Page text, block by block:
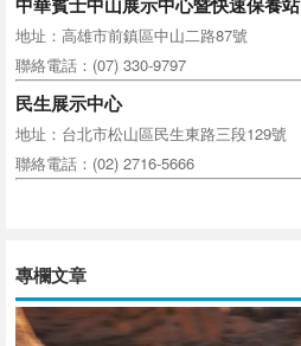
地址：高雄市前鎮區中山二路87號
聯絡電話：(07) 330-9797
民生展示中心
地址：台北市松山區民生東路三段129號
聯絡電話：(02) 2716-5666
專欄文章